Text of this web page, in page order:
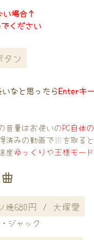
い場合↑
ください
タン
なと思ったらEnterキ
音量はお使いのPC自体
済みの動画で銀を取る
度ゆっくりや王様モー
焼680円 / 大塚愛
ジャック